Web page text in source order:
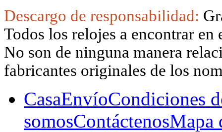
Descargo de responsabilidad:
Todos los relojes a encontrar
No son de ninguna manera
fabricantes originales de los
CasaEnvíoCondiciones
somosContáctenosMapa